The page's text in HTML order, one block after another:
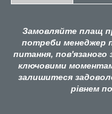
Замовляйте плащ
потреби менеджер
питання,
ключовими
залишитеся
рівнем